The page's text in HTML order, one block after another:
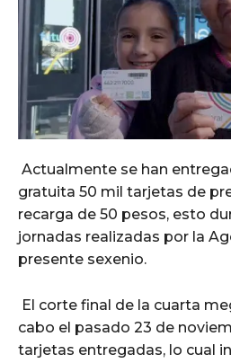
Actualmente se han
gratuita 50 mil tarjetas de
recarga de 50 pesos, esto
jornadas realizadas por la
presente sexenio.
El corte final de la cuarta
cabo el pasado 23 de
tarjetas entregadas, lo cual